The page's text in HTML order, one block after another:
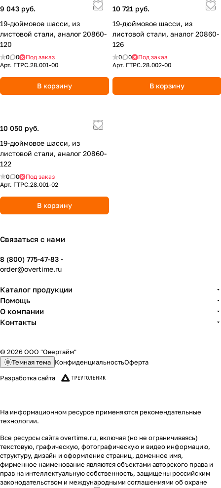
9 043 руб.
19-дюймовое шасси, из
листовой стали, аналог 20860-
120
0 0
Под заказ
Арт. ГТРС.28.001-00
В корзину
10 721 руб.
19-дюймовое шасси, из
листовой стали, аналог 20860-
126
0 0
Под заказ
Арт. ГТРС.28.002-00
В корзину
10 050 руб.
19-дюймовое шасси, из
листовой стали, аналог 20860-
122
0 0
Под заказ
Арт. ГТРС.28.001-02
В корзину
Связаться с нами
8 (800) 775-47-83
order@overtime.ru
Каталог продукции
Помощь
О компании
Контакты
© 2026 ООО "Овертайм"
Темная тема КонфиденциальностьОферта
Разработка сайта
На информационном ресурсе применяются рекомендательные
технологии.
Все ресурсы сайта overtime.ru, включая (но не ограничиваясь)
текстовую, графическую, фотографическую и видео информацию,
структуру, дизайн и оформление страниц, доменное имя,
фирменное наименование являются объектами авторского права и
прав на интеллектуальную собственность, защищены российским
законодательством и международными соглашениями об охране